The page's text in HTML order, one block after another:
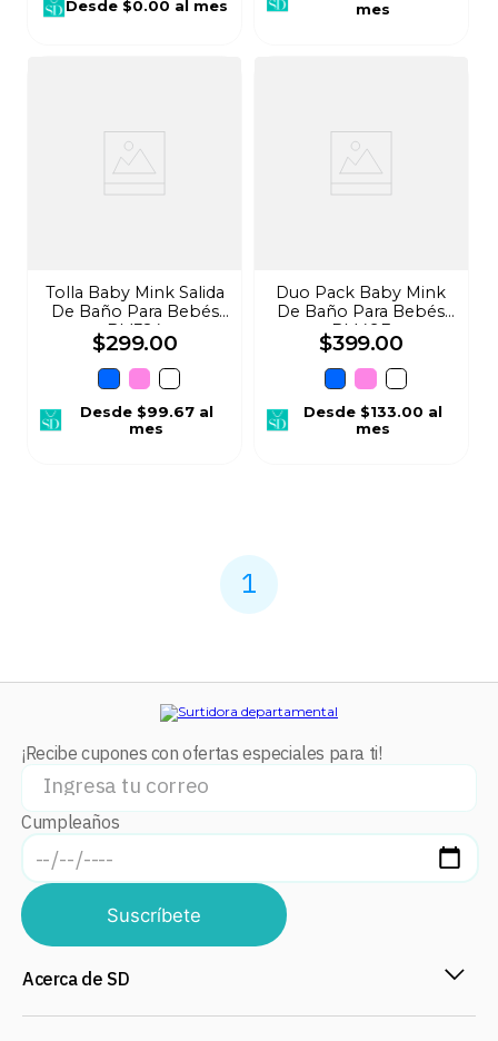
Desde$0.00 al mes
mes
Tolla Baby Mink Salida
De Baño Para Bebés
BM324
$299.00
Desde$99.67 al
mes
Duo Pack Baby Mink
De Baño Para Bebés
BM49E
$399.00
Desde$133.00 al
mes
1
¡Recibe cupones con ofertas especiales para ti!
Cumpleaños
Suscríbete
Acerca de SD